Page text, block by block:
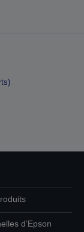
d’Epson